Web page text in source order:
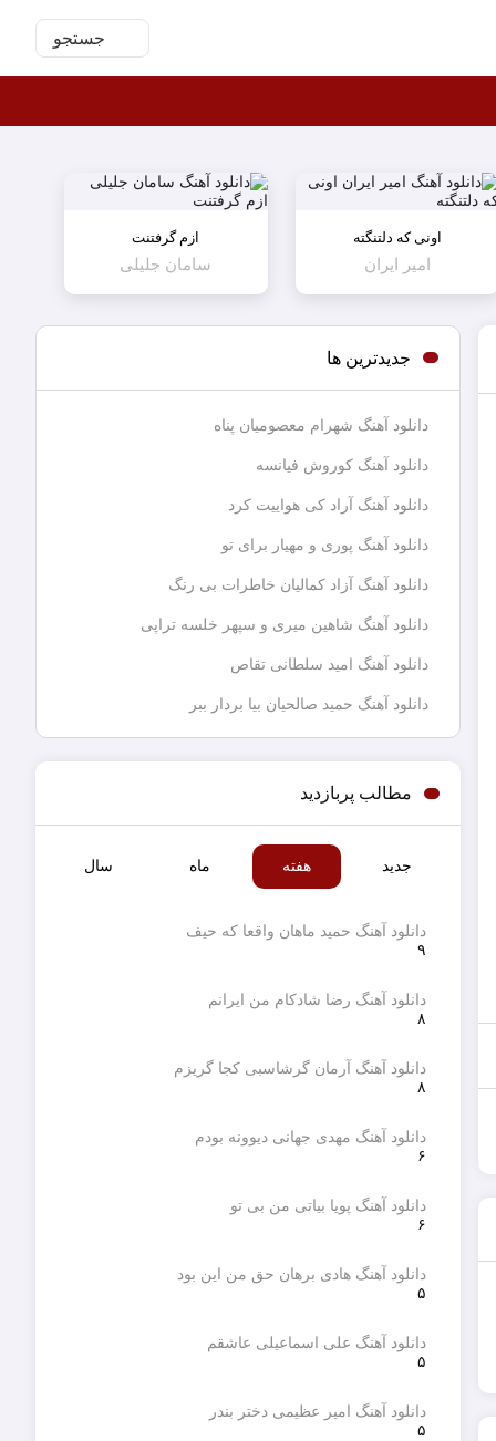
جستجو
اونی که دلتنگته
امیر ایران
ازم گرفتنت
سامان جلیلی
جدیدترین ها
دانلود آهنگ شهرام معصومیان پناه
دانلود آهنگ کوروش فیانسه
دانلود آهنگ آراد کی هواییت کرد
دانلود آهنگ پوری و مهیار برای تو
دانلود آهنگ آزاد کمالیان خاطرات بی رنگ
دانلود آهنگ شاهین میری و سپهر خلسه تراپی
دانلود آهنگ امید سلطانی تقاص
دانلود آهنگ حمید صالحیان بیا بردار ببر
مطالب پربازدید
جدید هفته ماه سال
دانلود آهنگ حمید ماهان واقعا که حیف
۹
دانلود آهنگ رضا شادکام من ایرانم
۸
دانلود آهنگ آرمان گرشاسبی کجا گریزم
۸
دانلود آهنگ مهدی جهانی دیوونه بودم
۶
دانلود آهنگ پویا بیاتی من بی تو
۶
دانلود آهنگ هادی برهان حق من این بود
۵
دانلود آهنگ علی اسماعیلی عاشقم
۵
دانلود آهنگ امیر عظیمی دختر بندر
۵